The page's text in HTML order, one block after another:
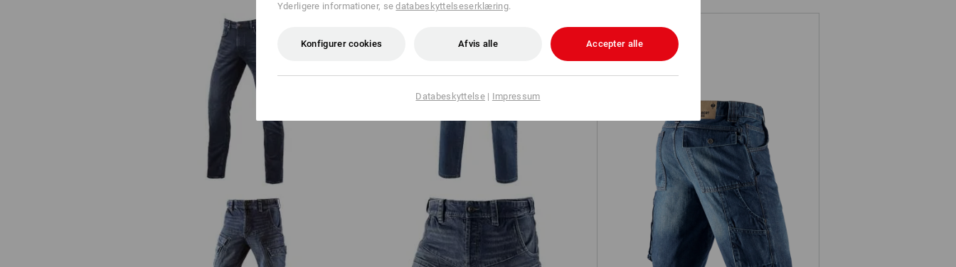
e.s. arbejdsdenimshorts
e.s. 5-Pocket jeans jog-denim e.s. arbejdsjeans
Yderligere informationer, sedatabeskyttelseserklæring.
Konfigurer cookies Afvis alle Accepter alle
Databeskyttelse| Impressum